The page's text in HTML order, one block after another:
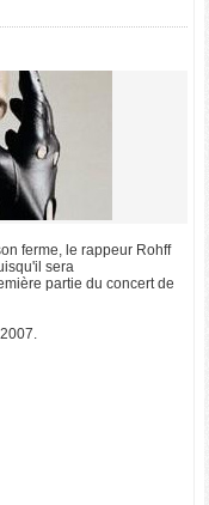
ferme, le rappeur Rohff
sera
partie du concert de